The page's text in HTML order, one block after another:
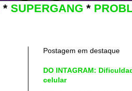
* SUPERGANG *
Postagem em destaque
DO INTAGRAM:
celular